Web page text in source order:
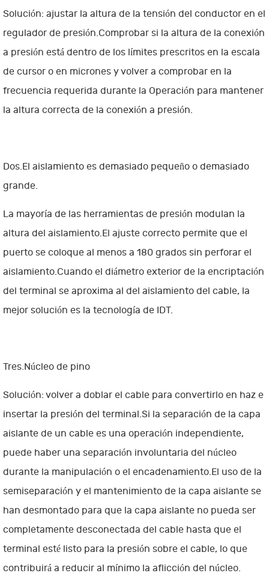
Solución: ajustar la altura de la tensión del conductor en el
regulador de presión.Comprobar si la altura de la conexión
a presión está dentro de los límites prescritos en la escala
de cursor o en micrones y volver a comprobar en la
frecuencia requerida durante la Operación para mantener
la altura correcta de la conexión a presión.
Dos.El aislamiento es demasiado pequeño o demasiado
grande.
La mayoría de las herramientas de presión modulan la
altura del aislamiento.El ajuste correcto permite que el
puerto se coloque al menos a 180 grados sin perforar el
aislamiento.Cuando el diámetro exterior de la encriptación
del terminal se aproxima al del aislamiento del cable, la
mejor solución es la tecnología de IDT.
Tres.Núcleo de pino
Solución: volver a doblar el cable para convertirlo en haz e
insertar la presión del terminal.Si la separación de la capa
aislante de un cable es una operación independiente,
puede haber una separación involuntaria del núcleo
durante la manipulación o el encadenamiento.El uso de la
semiseparación y el mantenimiento de la capa aislante se
han desmontado para que la capa aislante no pueda ser
completamente desconectada del cable hasta que el
terminal esté listo para la presión sobre el cable, lo que
contribuirá a reducir al mínimo la aflicción del núcleo.